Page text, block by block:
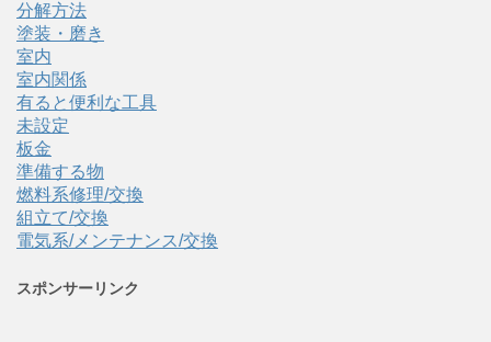
分解方法
塗装・磨き
室内
室内関係
有ると便利な工具
未設定
板金
準備する物
燃料系修理/交換
組立て/交換
電気系/メンテナンス/交換
スポンサーリンク